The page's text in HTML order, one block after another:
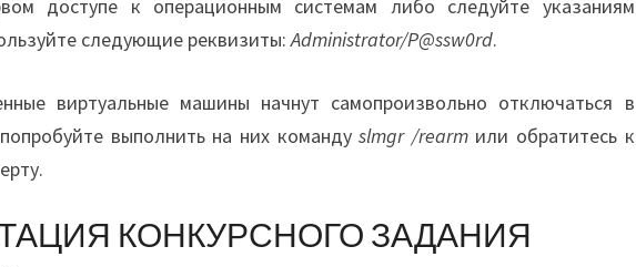
доступе к операционным системам либо следуйте указаниям
следующие реквизиты:Administrator/P@ssw0rd.
виртуальные машины начнут самопроизвольно отключаться в
выполнить на них командуslmgr /rearmили обратитесь к
КОНКУРСНОГО ЗАДАНИЯ